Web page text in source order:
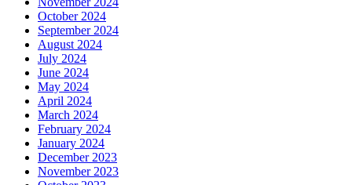
October 2024
September 2024
August 2024
July 2024
June 2024
May 2024
April 2024
March 2024
February 2024
January 2024
December 2023
November 2023